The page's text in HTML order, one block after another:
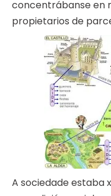
concentrábanse en
propietarios de
A sociedade estaba